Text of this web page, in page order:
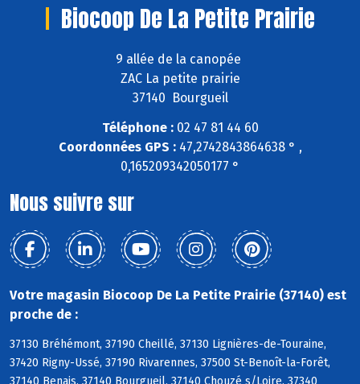
Biocoop De La Petite Prairie
9 allée de la canopée
ZAC La petite prairie
37140 Bourgueil
Téléphone :02 47 81 44 60
Coordonnées GPS :47,2742843864638 ° ,
0,165209342050177 °
Nous suivre sur
Votre magasin Biocoop De La Petite Prairie (37140) est
proche de :
37130 Bréhémont, 37190 Cheillé, 37130 Lignières-de-Touraine,
37420 Rigny-Ussé, 37190 Rivarennes, 37500 St-Benoît-la-Forêt,
37140 Benais, 37140 Bourgueil, 37140 Chouzé s/Loire, 37340